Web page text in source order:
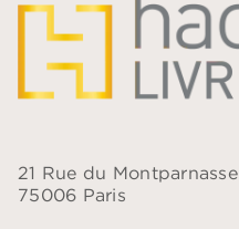
21 Rue du Montparnasse
75006 Paris